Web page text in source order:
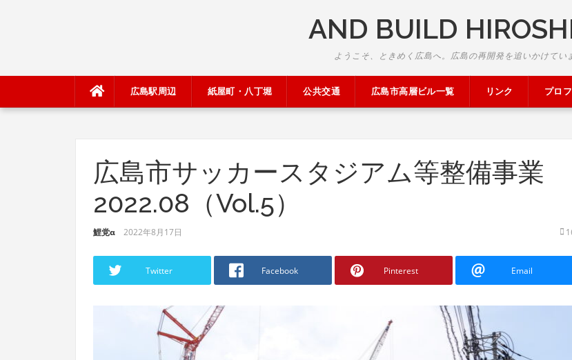
AND BUILD
ようこそ、ときめく広島へ。広島の再開発を追いかけてい
広島駅周辺 紙屋町・八丁堀 公共交通 広島市高層ビル一覧 リンク プロ
広島市サッカースタジアム等整備事業
2022.08（Vol.5）
鯉党α 2022年8月17日
Twitter Facebook Pinterest Email